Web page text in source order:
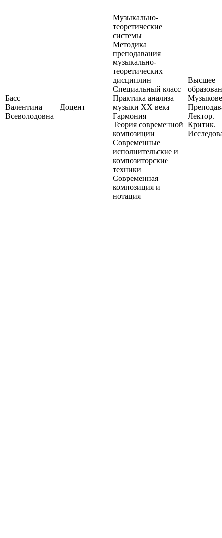
Басс
Валентина
Всеволодовна
Доцент
Музыкально-
теоретические
системы
Методика
преподавания
музыкально-
теоретических
дисциплин
Специальный класс
Практика анализа
музыки XX века
Гармония
Теория современной
композиции
Современные
исполнительские и
композиторские
техники
Современная
композиция и
нотация
Высшее
Лектор.
Критик.